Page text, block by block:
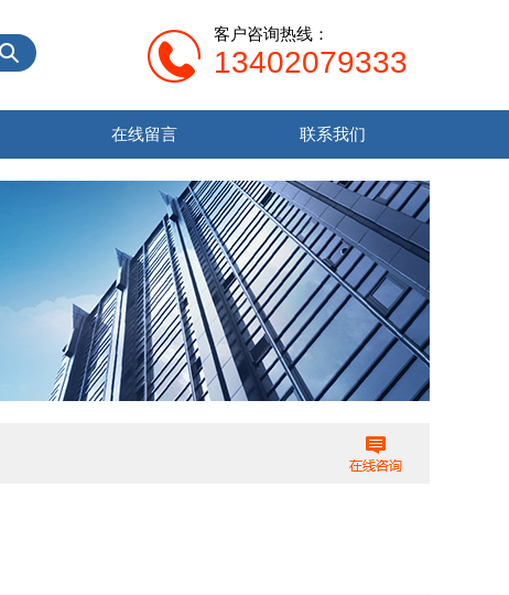
客户咨询热线：
13402079333
在线留言 联系我们